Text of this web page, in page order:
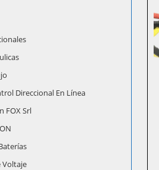
Direccional En Línea
FOX Srl
Voltaje